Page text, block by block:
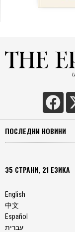
ПОСЛЕДНИ НОВИНИ
35 СТРАНИ, 21 ЕЗИКА
English
中文
Español
עברית